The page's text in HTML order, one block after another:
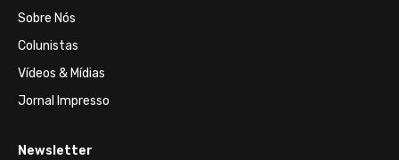
Sobre Nós
Colunistas
Vídeos & Mídias
Jornal Impresso
Newsletter